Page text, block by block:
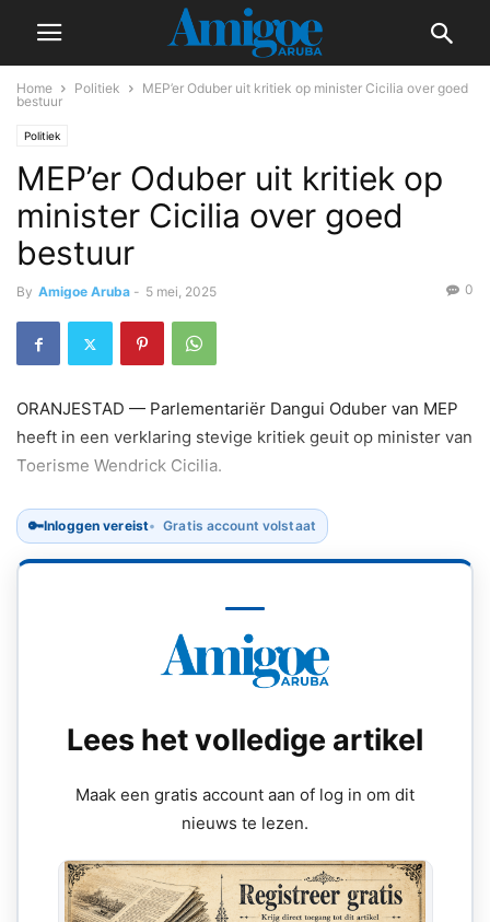
Home Politiek
MEP’er Oduber uit kritiek op minister Cicilia over goed
bestuur
Politiek
MEP’er Oduber uit kritiek op
minister Cicilia over goed
bestuur
By Amigoe Aruba - 5 mei, 2025 0
ORANJESTAD — Parlementariër Dangui Oduber van MEP
heeft in een verklaring stevige kritiek geuit op minister van
Toerisme Wendrick Cicilia.
🔑Inloggen vereist Gratis account volstaat
Lees het volledige artikel
Maak een gratis account aan of log in om dit
nieuws te lezen.